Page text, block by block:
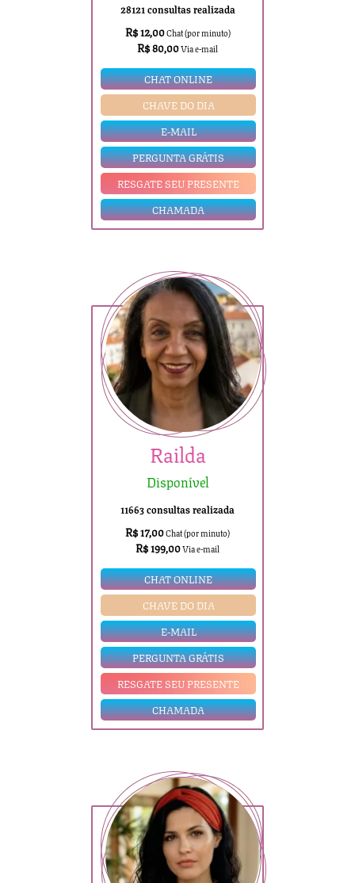
28121 consultas realizada
R$ 12,00Chat (por minuto)
R$ 80,00Via e-mail
CHAT ONLINE
CHAVE DO DIA
E-MAIL
PERGUNTA GRÁTIS
RESGATE SEU PRESENTE
CHAMADA
Railda
Disponível
11663 consultas realizada
R$ 17,00Chat (por minuto)
R$ 199,00Via e-mail
CHAT ONLINE
CHAVE DO DIA
E-MAIL
PERGUNTA GRÁTIS
RESGATE SEU PRESENTE
CHAMADA